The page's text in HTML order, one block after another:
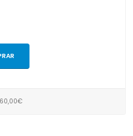
60,00€